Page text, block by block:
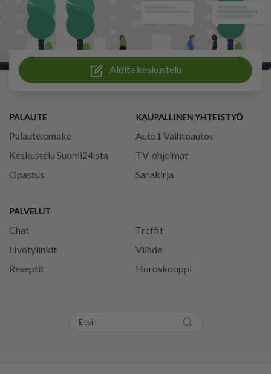
Aloita keskustelu
PALAUTE
Palautelomake
Keskustelu Suomi24:sta
Opastus
PALVELUT
Chat
Treffit
Hyötylinkit
Viihde
Reseptit
Horoskooppi
KAUPALLINEN YHTEISTYÖ
Auto1 Vaihtoautot
TV-ohjelmat
Sanakirja